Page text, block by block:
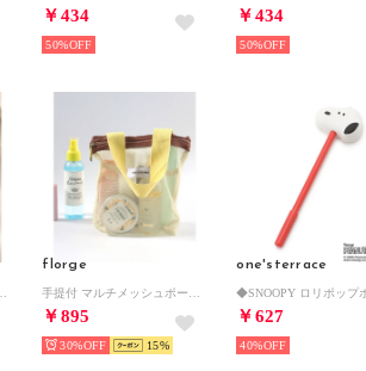
￥434
50%
￥434
50%
florge
￥895
30% 15
one'sterrace
￥627
40%